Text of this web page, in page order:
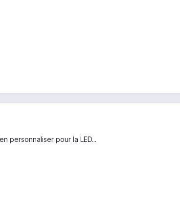
personnaliser pour la LED...